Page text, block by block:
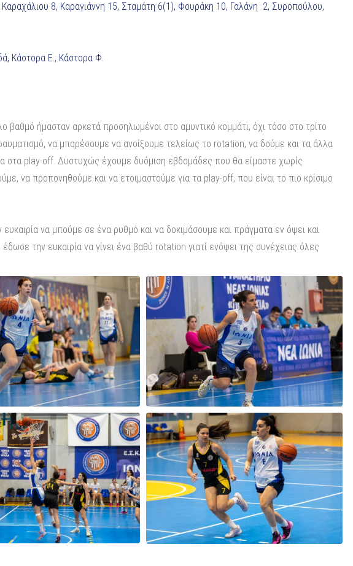
8, Καραγιάννη 15, Σταμάτη 6(1), Φουράκη 10, Γαλάνη 2, Συροπούλου,
Κάστορα Ε., Κάστορα Φ.
βαθμό ήμασταν αρκετά προσηλωμένοι στο αμυντικό κομμάτι, όχι τόσο στο τρίτο
να μπορέσουμε να ανοίξουμε τελείως το rotation, να δούμε και τα άλλα
στα play-off. Δυστυχώς έχουμε δυόμιση εβδομάδες που θα είμαστε χωρίς
να προπονηθούμε και να ετοιμαστούμε για τα play-off, που είναι το πιο κρίσιμο
να μπούμε σε ένα ρυθμό και να δοκιμάσουμε και πράγματα εν όψει και
την ευκαιρία να γίνει ένα βαθύ rotation γιατί ενόψει της συνέχειας όλες